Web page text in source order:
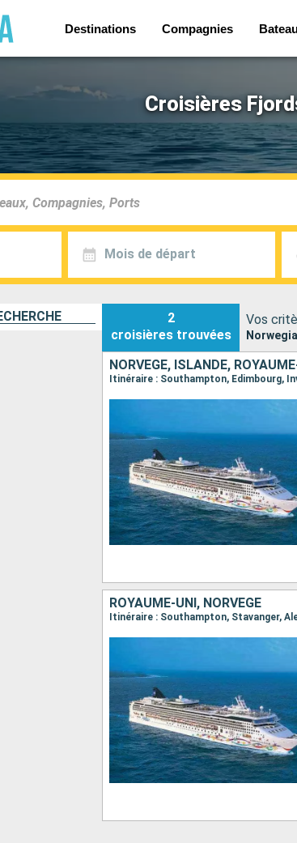
Destinations Compagnies
Croisières
Mois de départ
2
croisières trouvées
Vos
NORVÈGE, ISLANDE,
ROYAUME-UNI, NORVÈGE
Itinéraire : Southampton, Stavanger,